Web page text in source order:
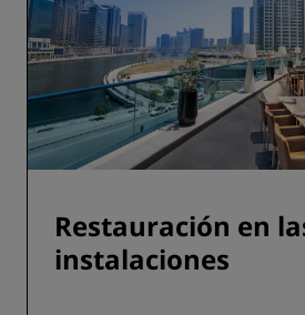
Restauración en
instalaciones